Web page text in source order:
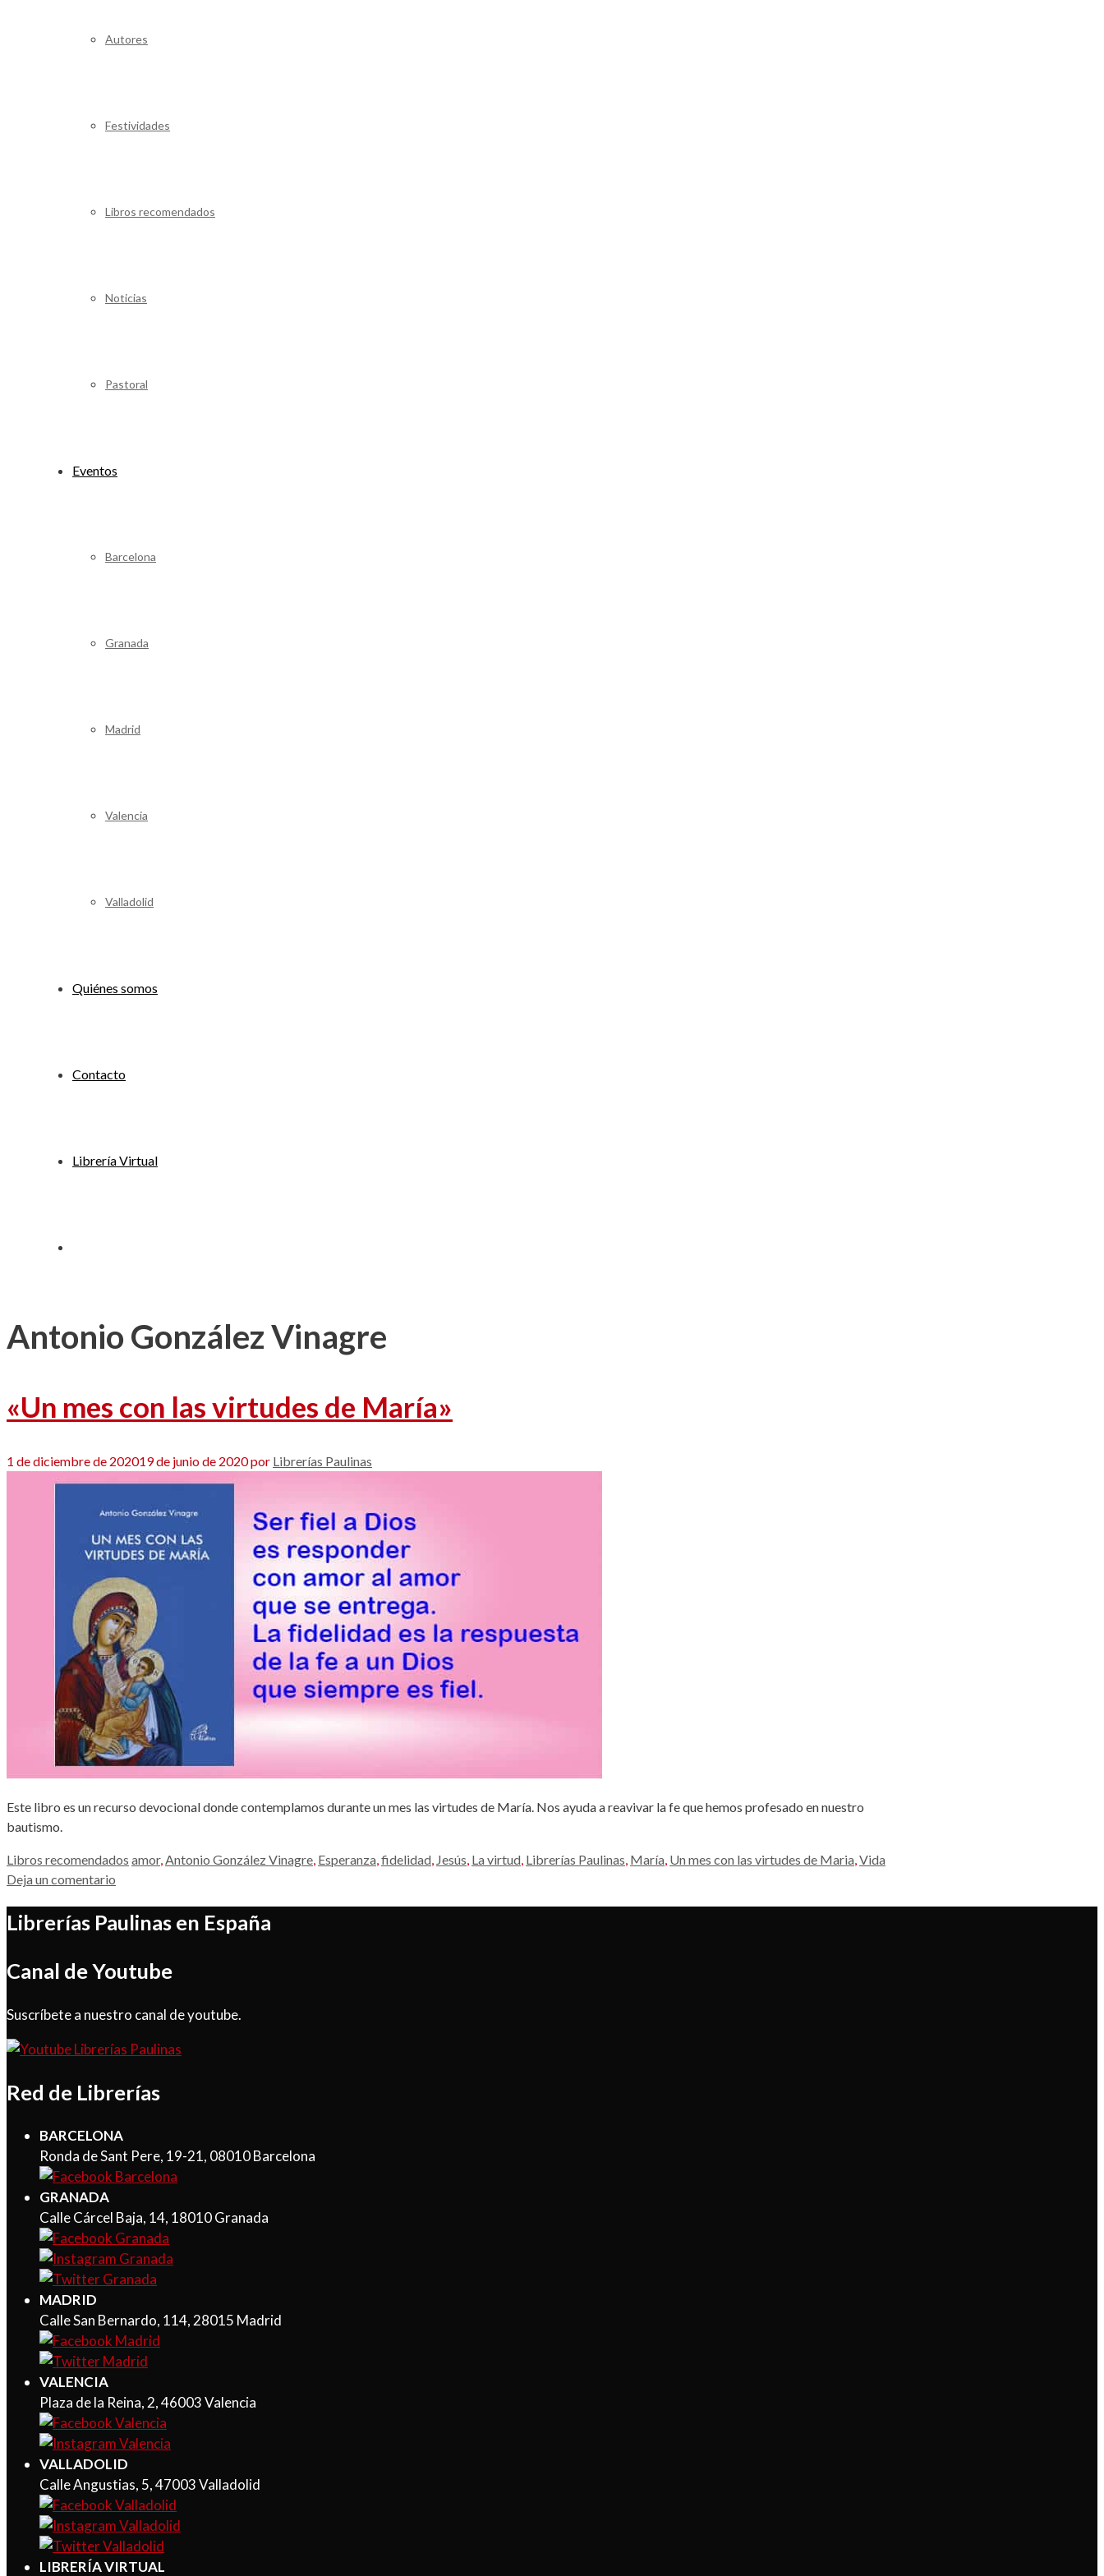
Autores
Festividades
Libros recomendados
Noticias
Pastoral
Eventos
Barcelona
Granada
Madrid
Valencia
Valladolid
Quiénes somos
Contacto
Librería Virtual
Antonio González Vinagre
«Un mes con las virtudes de María»
1 de diciembre de 202019 de junio de 2020por Librerías Paulinas
Este libro es un recurso devocional donde contemplamos durante un mes las virtudes de María. Nos ayuda a reavivar la fe que hemos profesado en nuestro
bautismo.
Categorías
Libros recomendados Etiquetas
amor,Antonio González Vinagre, Esperanza,fidelidad, Jesús, La virtud, Librerías Paulinas, María, Un mes con las virtudes de Maria,Vida
Deja un comentario
Librerías Paulinas en España
Canal de Youtube
Suscríbete a nuestro canal de youtube.
Red de Librerías
BARCELONA
Ronda de Sant Pere, 19-21, 08010 Barcelona
GRANADA
Calle Cárcel Baja, 14, 18010 Granada
MADRID
Calle San Bernardo, 114, 28015 Madrid
VALENCIA
Plaza de la Reina, 2, 46003 Valencia
VALLADOLID
Calle Angustias, 5, 47003 Valladolid
LIBRERÍA VIRTUAL